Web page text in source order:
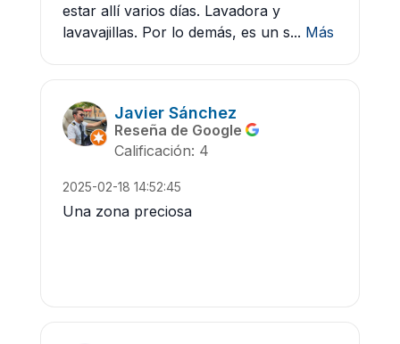
estar allí varios días. Lavadora y
lavavajillas. Por lo demás, es un s... Más
Javier Sánchez
Reseña de Google
Calificación: 4
2025-02-18 14:52:45
Una zona preciosa